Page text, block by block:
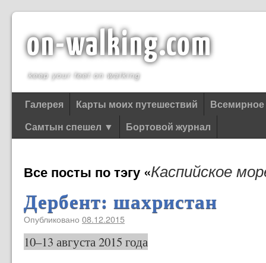
on-walking.com
keep your feet on walking
Галерея Карты моих путешествий
Самтын спешел ▼
Бортовой журнал
Все посты по тэгу «Каспийское
Дербент: шахристан
Опубликовано 08.12.2015
10–13 августа 2015 года